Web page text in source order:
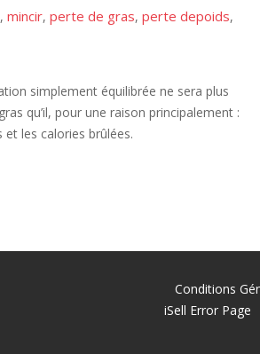
, mincir, perte de gras, perte depoids,
simplement équilibrée ne sera plus
qu’il, pour une raison principalement :
les calories brûlées.
Conditions
iSell Error Page